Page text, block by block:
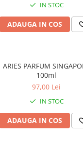
IN STOC
ADAUGA IN COS
ARIES PARFUM
100ml
97,00 Lei
IN STOC
ADAUGA IN COS